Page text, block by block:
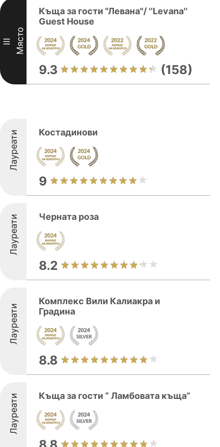
III Място
Къща за гости "Левана"/ ''Levana''
Guest House
9.3 (158)
Лауреати Костадинови
9
Лауреати Черната роза
8.2
Лауреати
Комплекс Вили Калиакра и
Градина
8.8
Лауреати Къща за гости “ Ламбовата къща”